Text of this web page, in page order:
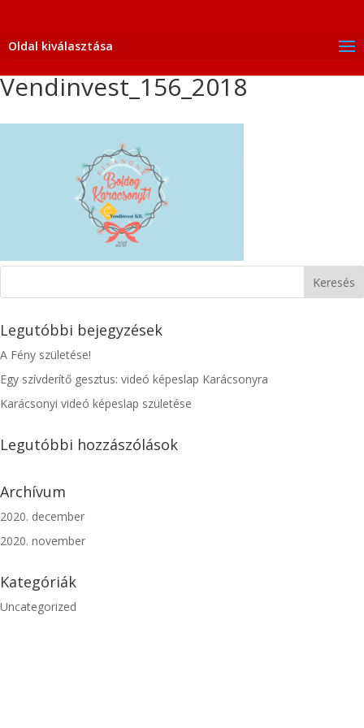
Oldal kiválasztása
Vendinvest_156_2018
Legutóbbi bejegyzések
A Fény születése!
Egy szívderítő gesztus: videó képeslap Karácsonyra
Karácsonyi videó képeslap születése
Legutóbbi hozzászólások
Archívum
2020. december
2020. november
Kategóriák
Uncategorized